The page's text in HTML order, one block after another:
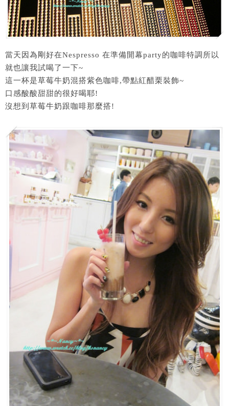
當天因為剛好在Nespresso 在準備開幕party的咖啡特調所以
就也讓我試喝了一下~
這一杯是草莓牛奶混搭紫色咖啡,帶點紅醋栗裝飾~
口感酸酸甜甜的很好喝耶!
沒想到草莓牛奶跟咖啡那麼搭!